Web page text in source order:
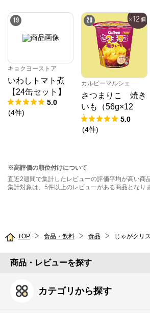
19
キョクヨーストア
いわしトマト煮
【24缶セット】
5.0
(4件)
20
カルビーマルシェ
さつまりこ 焼き
いも（56g×12
個）
5.0
(4件)
※高評価の順位付けについて
直近2週間で集計したレビューの評価平均が高い商
集計対象は、5件以上のレビューがある商品となりま
TOP 食品・飲料 食品 じゃがクリ
商品・レビューを探す
カテゴリから探す